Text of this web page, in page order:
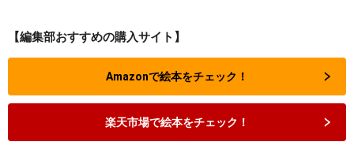
【編集部おすすめの購入サイト】
Amazonで絵本をチェック！
楽天市場で絵本をチェック！